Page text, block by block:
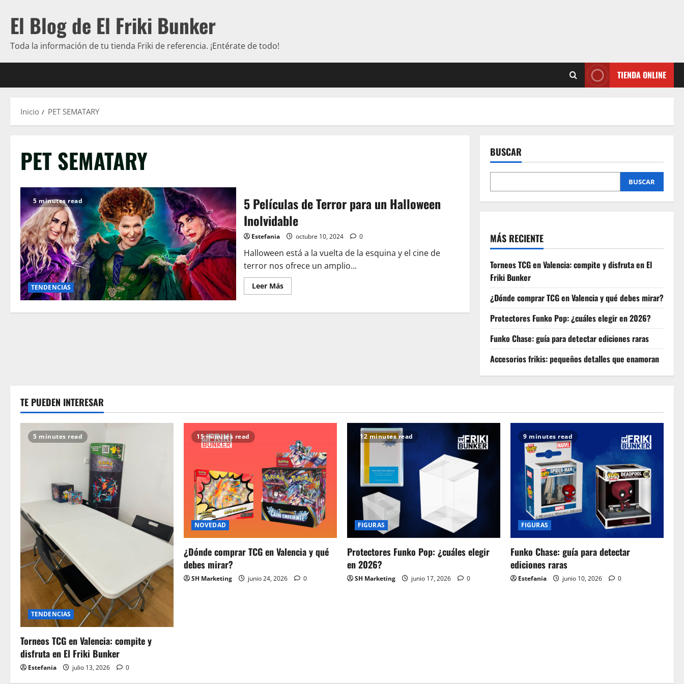
contenido
El Blog de El Friki Bunker
Toda la información de tu tienda Friki de referencia. ¡Entérate de todo!
TIENDA ONLINE
Inicio PET SEMATARY
PET SEMATARY
5 minutes read
TENDENCIAS
5 Películas de Terror para un Halloween
Inolvidable
Estefania octubre 10, 2024 0
Halloween está a la vuelta de la esquina y el cine de
terror nos ofrece un amplio...
Leer MásLeer
más
5
BUSCAR
BUSCAR
MÁS RECIENTE
Torneos TCG en Valencia: compite y disfruta en El
Friki Bunker
¿Dónde comprar TCG en Valencia y qué debes mirar?
Protectores Funko Pop: ¿cuáles elegir en 2026?
Funko Chase: guía para detectar ediciones raras
Accesorios frikis: pequeños detalles que enamoran
TE PUEDEN INTERESAR
5 minutes read
TENDENCIAS
Torneos TCG en Valencia: compite y
disfruta en El Friki Bunker
Estefania julio 13, 2026 0
15 minutes read
NOVEDAD
¿Dónde comprar TCG en Valencia y qué
debes mirar?
SH Marketing junio 24, 2026 0
12 minutes read
FIGURAS
Protectores Funko Pop: ¿cuáles elegir
en 2026?
SH Marketing junio 17, 2026 0
9 minutes read
FIGURAS
Funko Chase: guía para detectar
ediciones raras
Estefania junio 10, 2026 0